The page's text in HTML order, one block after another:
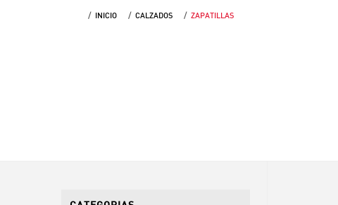
INICIO CALZADOS ZAPATILLAS